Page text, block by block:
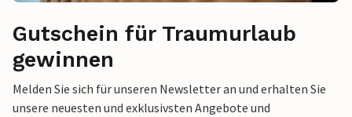
Gutschein für Traumurlaub
gewinnen
Melden Sie sich für unseren Newsletter an und erhalten Sie
unsere neuesten und exklusivsten Angebote und